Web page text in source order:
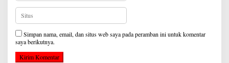
Simpan nama, email, dan situs web saya pada peramban ini untuk komentar
saya berikutnya.